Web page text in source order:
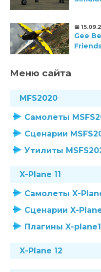
📅
Gee
Меню сайта
MFS2020
Самолеты
Сценарии
Утилиты
X-Plane 11
Самолеты X-
Сценарии X-
Плагины X-
X-Plane 12